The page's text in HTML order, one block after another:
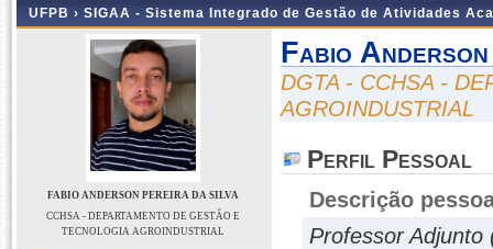
UFPB › SIGAA - Sistema Integrado de Gestão de Atividades
FABIO ANDERSON PEREIRA DA SILVA
CCHSA - DEPARTAMENTO DE GESTÃO E
TECNOLOGIA AGROINDUSTRIAL
Fabio
DGTA - CCHSA -
AGROINDUSTRIAL
Perfil Pessoal
Descrição
Professor